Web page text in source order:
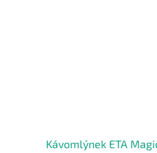
Kávomlýnek ETA